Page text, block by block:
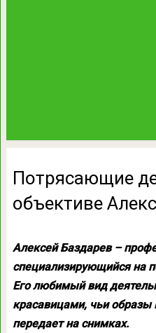
Потрясающие
объективе
Алексей Баздарев –
специализирующийся на
Его любимый вид
красавицами, чьи образы
передает на снимках.